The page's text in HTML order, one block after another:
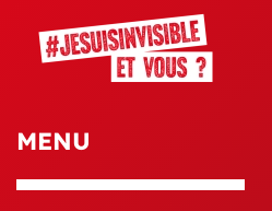
MENU